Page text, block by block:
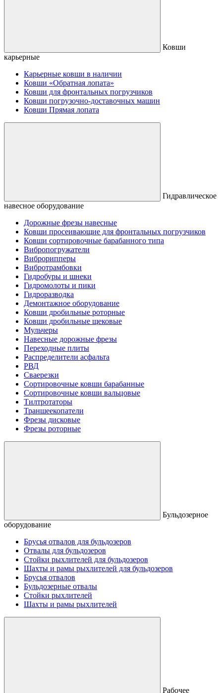
Ковши
карьерные
Карьерные ковши в наличии
Ковши «Обратная лопата»
Ковши для фронтальных погрузчиков
Ковши погрузочно-доставочных машин
Ковши Прямая лопата
Гидравлическое
навесное оборудование
Дорожные фрезы навесные
Ковши просеивающие для фронтальных погрузчиков
Ковши сортировочные барабанного типа
Вибропогружатели
Виброрипперы
Вибротрамбовки
Гидробуры и шнеки
Гидромолоты и пики
Гидроразводка
Демонтажное оборудование
Ковши дробильные роторные
Ковши дробильные щековые
Мульчеры
Навесные дорожные фрезы
Переходные плиты
Распределители асфальта
РВД
Сваерезки
Сортировочные ковши барабанные
Сортировочные ковши вальцовые
Тилтротаторы
Траншеекопатели
Фрезы дисковые
Фрезы роторные
Бульдозерное
оборудование
Брусья отвалов для бульдозеров
Отвалы для бульдозеров
Стойки рыхлителей для бульдозеров
Шахты и рамы рыхлителей для бульдозеров
Брусья отвалов
Бульдозерные отвалы
Стойки рыхлителей
Шахты и рамы рыхлителей
Рабочее